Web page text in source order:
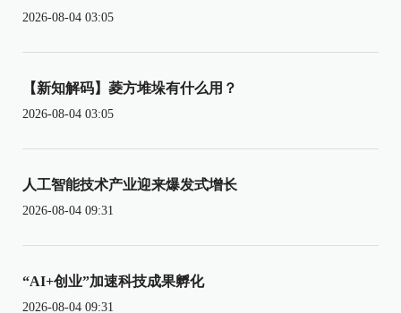
2026-08-04 03:05
【新知解码】菱方堆垛有什么用？
2026-08-04 03:05
人工智能技术产业迎来爆发式增长
2026-08-04 09:31
“AI+创业”加速科技成果孵化
2026-08-04 09:31